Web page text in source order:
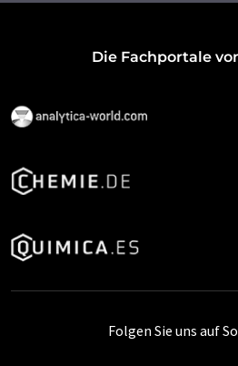
Die Fachportale
Folgen Sie uns auf